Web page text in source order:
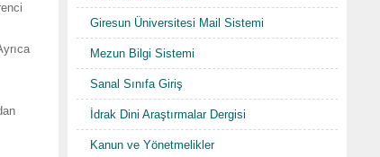
Giresun Üniversitesi Mail Sistemi
Mezun Bilgi Sistemi
Sanal Sınıfa Giriş
İdrak Dini Araştırmalar Dergisi
Kanun ve Yönetmelikler